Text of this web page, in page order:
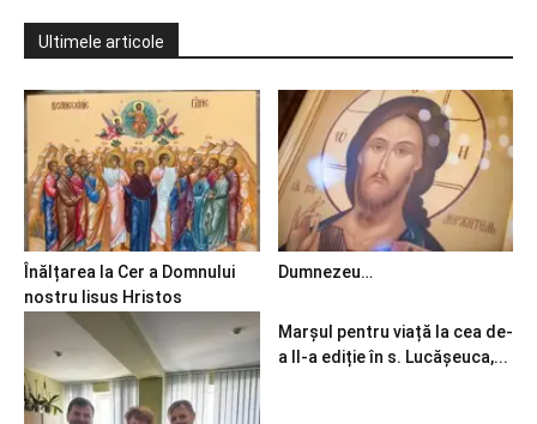
Ultimele articole
Înălțarea la Cer a Domnului
nostru Iisus Hristos
Dumnezeu…
Marșul pentru viață la cea de-
a II-a ediție în s. Lucășeuca,...